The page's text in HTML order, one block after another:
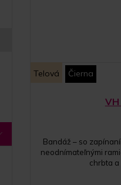
Telová Čierna
Bandáž – so
neodnímateľnými
chrbta